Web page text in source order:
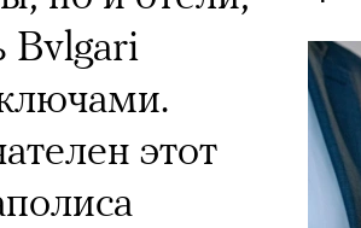
Bvlgari
этот